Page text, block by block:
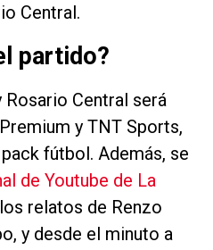
Central.
partido?
Central será
y TNT Sports,
fútbol. Además, se
de Youtube de La
relatos de Renzo
y desde el minuto a